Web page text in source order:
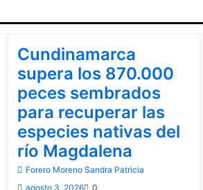
Cundinamarca
supera los 870.000
peces sembrados
para recuperar las
especies nativas del
río Magdalena
Forero Moreno Sandra Patricia
agosto 3, 2026
0